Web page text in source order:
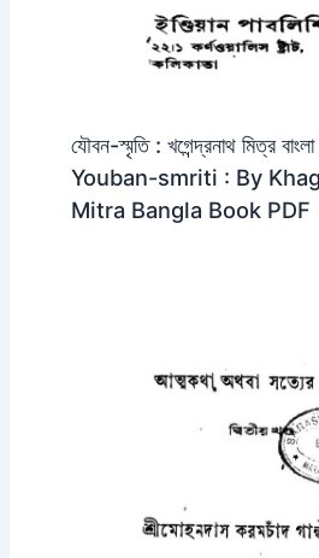
যৌবন-স্মৃতি : খগেন্দ্রনাথ মিত্র
Youban-smriti : By
Mitra Bangla Book PDF